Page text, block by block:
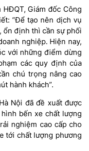
Giám đốc Công
“Để tạo nên dịch vụ
ổn định thì cần sự phối
nghiệp. Hiện nay,
với những điểm dừng
các quy định của
chú trọng nâng cao
hành khách”.
Nội đã đề xuất được
bến xe chất lượng
nghiệm cao cấp cho
tới chất lượng phương